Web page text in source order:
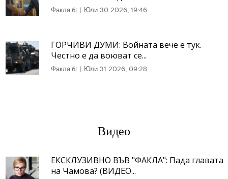
Факла.бг | Юли 30 2026, 19:46
ГОРЧИВИ ДУМИ: Войната вече е тук.
Честно е да воюват се...
Факла.бг | Юли 31 2026, 09:28
Видео
ЕКСКЛУЗИВНО ВЪВ "ФАКЛА": Пада главата
на Чамова? (ВИДЕО...